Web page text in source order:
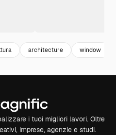
architecture window
i tuoi migliori lavori. Oltre
imprese, agenzie e studi.